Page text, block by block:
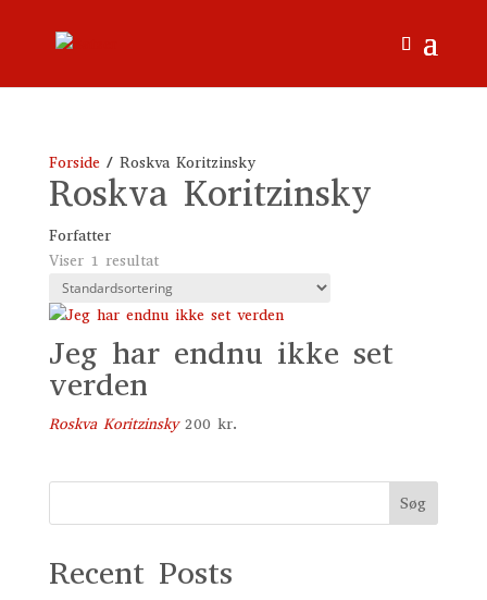
Forside/ Roskva Koritzinsky
Roskva Koritzinsky
Forfatter
Viser 1 resultat
Jeg har endnu ikke set
verden
Roskva Koritzinsky 200 kr.
Søg
Recent Posts